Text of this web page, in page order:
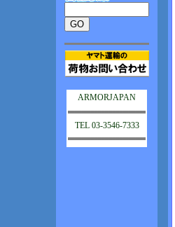
ARMORJAPAN
TEL 03-3546-7333